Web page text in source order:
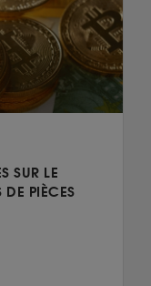
SUR LE
PIÈCES